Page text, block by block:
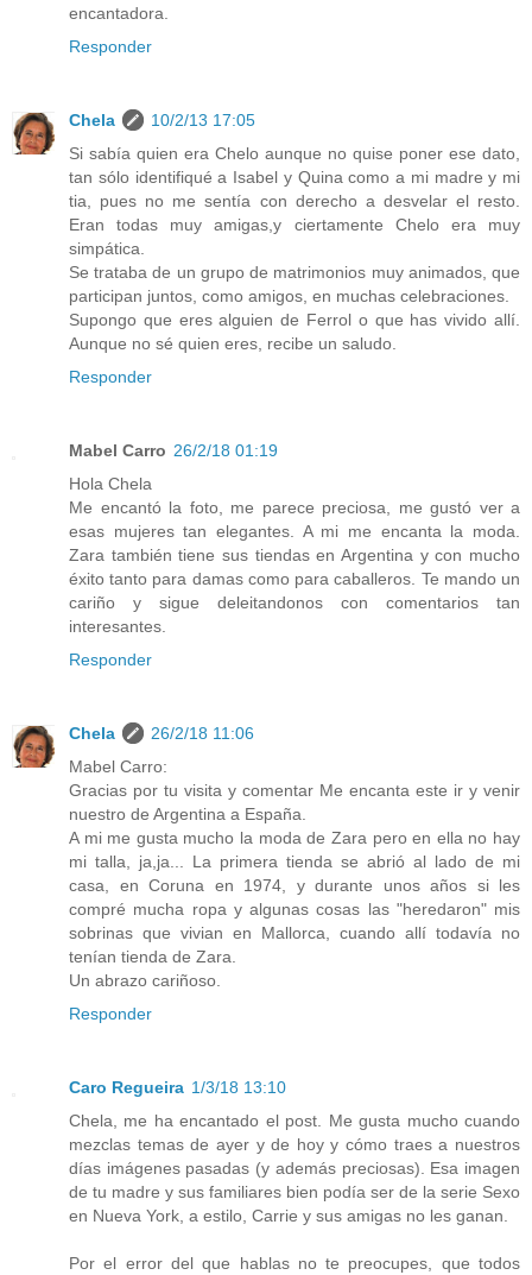
encantadora.
Responder
Chela
10/2/13 17:05
Si sabía quien era Chelo aunque no quise poner ese dato,
tan sólo identifiqué a Isabel y Quina como a mi madre y mi
tia, pues no me sentía con derecho a desvelar el resto.
Eran todas muy amigas,y ciertamente Chelo era muy
simpática.
Se trataba de un grupo de matrimonios muy animados, que
participan juntos, como amigos, en muchas celebraciones.
Supongo que eres alguien de Ferrol o que has vivido allí.
Aunque no sé quien eres, recibe un saludo.
Responder
Mabel Carro 26/2/18 01:19
Hola Chela
Me encantó la foto, me parece preciosa, me gustó ver a
esas mujeres tan elegantes. A mi me encanta la moda.
Zara también tiene sus tiendas en Argentina y con mucho
éxito tanto para damas como para caballeros. Te mando un
cariño y sigue deleitandonos con comentarios tan
interesantes.
Responder
Chela
26/2/18 11:06
Mabel Carro:
Gracias por tu visita y comentar Me encanta este ir y venir
nuestro de Argentina a España.
A mi me gusta mucho la moda de Zara pero en ella no hay
mi talla, ja,ja... La primera tienda se abrió al lado de mi
casa, en Coruna en 1974, y durante unos años si les
compré mucha ropa y algunas cosas las "heredaron" mis
sobrinas que vivian en Mallorca, cuando allí todavía no
tenían tienda de Zara.
Un abrazo cariñoso.
Responder
Caro Regueira 1/3/18 13:10
Chela, me ha encantado el post. Me gusta mucho cuando
mezclas temas de ayer y de hoy y cómo traes a nuestros
días imágenes pasadas (y además preciosas). Esa imagen
de tu madre y sus familiares bien podía ser de la serie Sexo
en Nueva York, a estilo, Carrie y sus amigas no les ganan.
Por el error del que hablas no te preocupes, que todos